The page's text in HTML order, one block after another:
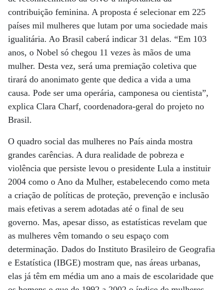
contribuição feminina. A proposta é selecionar em 225
países mil mulheres que lutam por uma sociedade mais
igualitária. Ao Brasil caberá indicar 31 delas. “Em 103
anos, o Nobel só chegou 11 vezes às mãos de uma
mulher. Desta vez, será uma premiação coletiva que
tirará do anonimato gente que dedica a vida a uma
causa. Pode ser uma operária, camponesa ou cientista”,
explica Clara Charf, coordenadora-geral do projeto no
Brasil.
O quadro social das mulheres no País ainda mostra
grandes carências. A dura realidade de pobreza e
violência que persiste levou o presidente Lula a instituir
2004 como o Ano da Mulher, estabelecendo como meta
a criação de políticas de proteção, prevenção e inclusão
mais efetivas a serem adotadas até o final de seu
governo. Mas, apesar disso, as estatísticas revelam que
as mulheres vêm tomando o seu espaço com
determinação. Dados do Instituto Brasileiro de Geografia
e Estatística (IBGE) mostram que, nas áreas urbanas,
elas já têm em média um ano a mais de escolaridade que